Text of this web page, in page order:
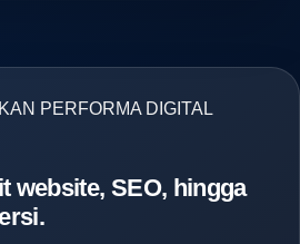
PERFORMA DIGITAL
website, SEO, hingga